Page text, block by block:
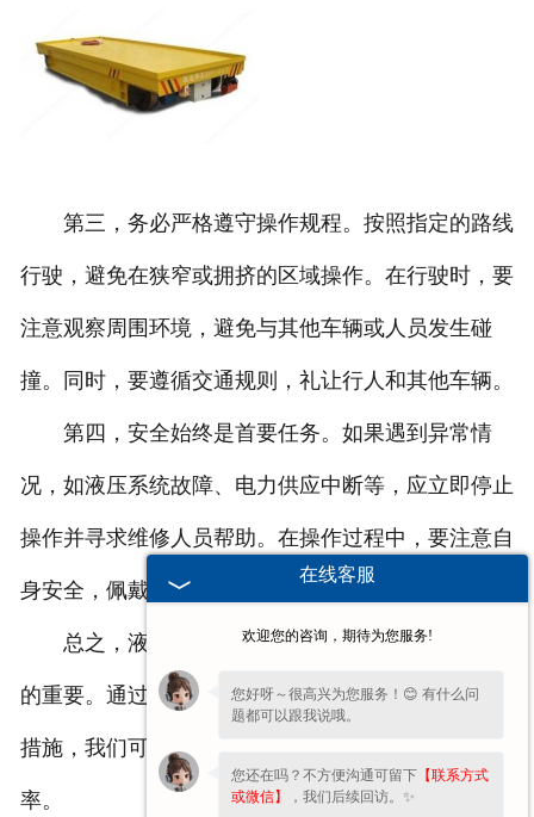
第三，务必严格遵守操作规程。按照指定的路线
行驶，避免在狭窄或拥挤的区域操作。在行驶时，要
注意观察周围环境，避免与其他车辆或人员发生碰
撞。同时，要遵循交通规则，礼让行人和其他车辆。
第四，安全始终是首要任务。如果遇到异常情
况，如液压系统故障、电力供应中断等，应立即停止
操作并寻求维修人员帮助。在操作过程中，要注意自
身安全，佩戴必要的防护装备，避免发生意外伤害。
总之，液压升降电动平车的操作规程是安全运输
的重要。通过仔细检查、平稳起降、遵守规程运输等
措施，我们可以操作过程顺利进行，并提升工作效
率。
在线客服
欢迎您的咨询，期待为您服务!
您好呀～很高兴为您服务！😊 有什么问
题都可以跟我说哦。
您还在吗？不方便沟通可留下 【联系方式
或微信】
，我们后续回访。✨